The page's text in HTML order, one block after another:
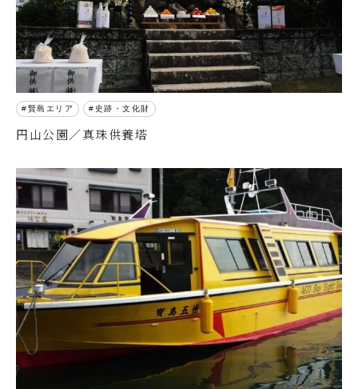
賢島エリア 史跡・文化財
円山公園／真珠供養塔